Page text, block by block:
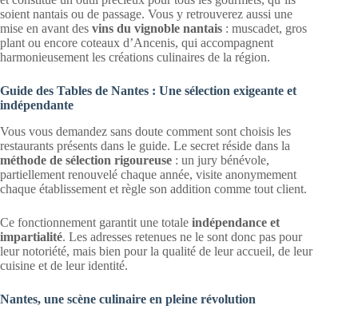
soient nantais ou de passage. Vous y retrouverez aussi une
mise en avant des vins du vignoble nantais : muscadet, gros
plant ou encore coteaux d’Ancenis, qui accompagnent
harmonieusement les créations culinaires de la région.
Guide des Tables de Nantes : Une sélection exigeante et
indépendante
Vous vous demandez sans doute comment sont choisis les
restaurants présents dans le guide. Le secret réside dans la
méthode de sélection rigoureuse : un jury bénévole,
partiellement renouvelé chaque année, visite anonymement
chaque établissement et règle son addition comme tout client.
Ce fonctionnement garantit une totale indépendance et
impartialité. Les adresses retenues ne le sont donc pas pour
leur notoriété, mais bien pour la qualité de leur accueil, de leur
cuisine et de leur identité.
Nantes, une scène culinaire en pleine révolution